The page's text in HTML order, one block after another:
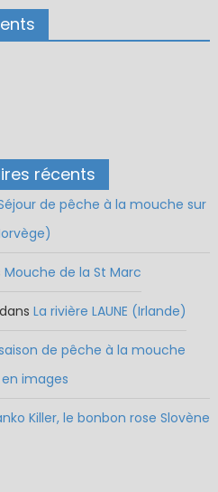
récents
de pêche à la mouche sur
Mouche de la St Marc
dans La rivière LAUNE (Irlande)
de pêche à la mouche
images
Killer, le bonbon rose Slovène